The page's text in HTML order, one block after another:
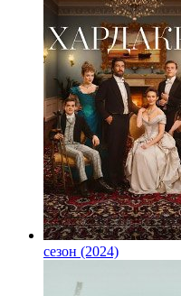
сезон (2024)